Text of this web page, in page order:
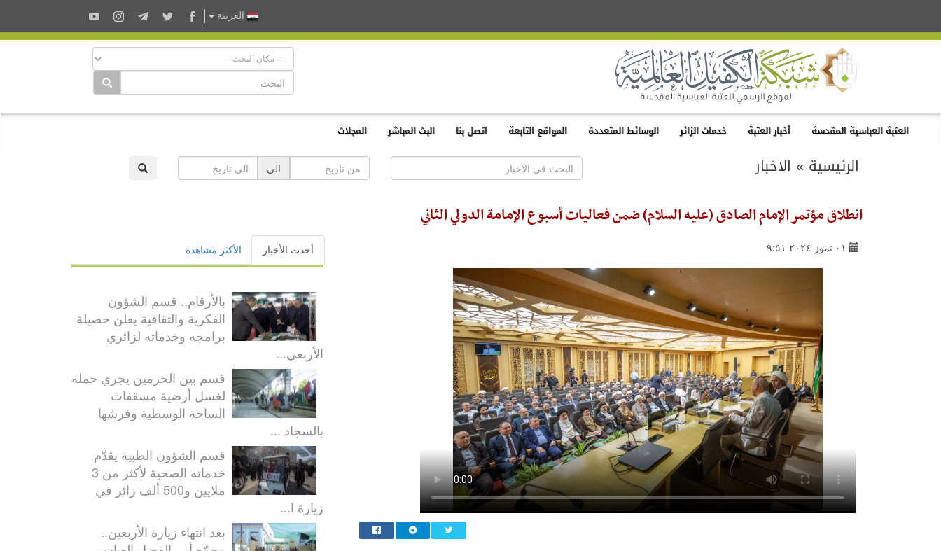
العربية
العتبة العباسية المقدسة أخبار العتبة خدمات الزائر الوسائط المتعددة المواقع التابعة اتصل بنا البث المباشر المجلات
الرئيسية » الاخبار الى
انطلاق مؤتمر الإمام الصادق (عليه السلام) ضمن فعاليات أسبوع الإمامة الدولي الثاني
٠١ تموز ٢٠٢٤ ٩:٥١ أحدث الأخبار الأكثر مشاهدة
بالأرقام.. قسم الشؤون
الفكرية والثقافية يعلن حصيلة
برامجه وخدماته لزائري
الأربعي...
قسم بين الحرمين يجري حملة
لغسل أرضية مسقفات
الساحة الوسطية وفرشها
بالسجاد ...
قسم الشؤون الطبية يقدّم
خدماته الصحية لأكثر من 3
ملايين و500 ألف زائر في
زيارة ا...
بعد انتهاء زيارة الأربعين..